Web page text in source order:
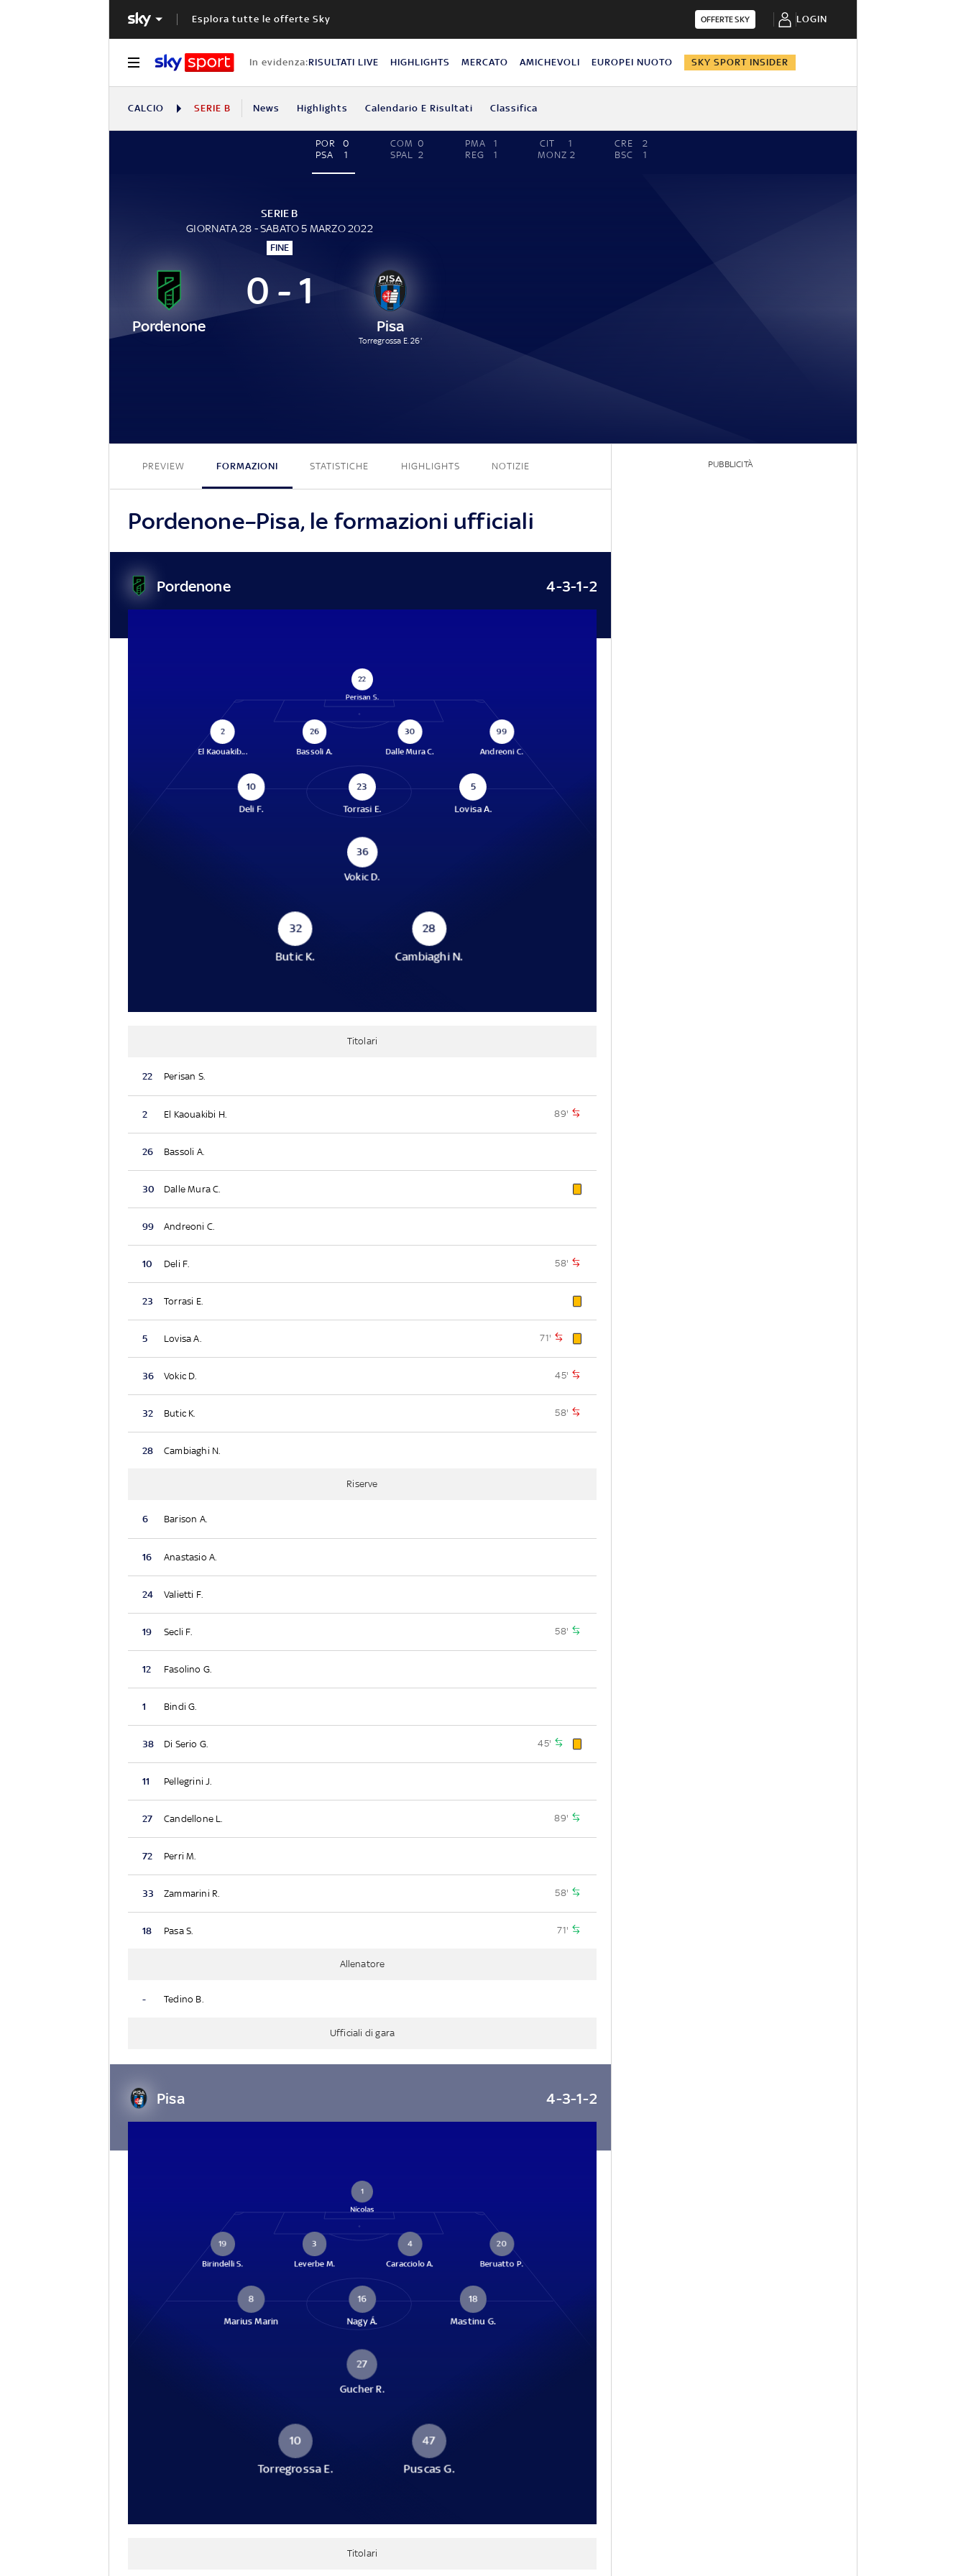
Esplora tutte le offerte Sky OFFERTE SKY LOGIN
In evidenza:RISULTATI LIVE HIGHLIGHTS MERCATO AMICHEVOLI EUROPEI NUOTO SKY SPORT INSIDER
CALCIO SERIE B News Highlights Calendario E Risultati Classifica
POR
0
PSA
1
COM 0
SPAL
2
PMA
1
REG
1
CIT
1
MONZ 2
CRE
2
BSC
1
SERIE B
GIORNATA 28 - SABATO 5 MARZO 2022
FINE
Pordenone
0 - 1
Pisa
Torregrossa E. 26'
PREVIEW FORMAZIONI STATISTICHE HIGHLIGHTS NOTIZIE
Pordenone–Pisa, le formazioni ufficiali
Pordenone 4-3-1-2
22
Perisan S.
2
El Kaouakib...
26
Bassoli A.
30
Dalle Mura C.
99
Andreoni C.
10
Deli F.
23
Torrasi E.
5
Lovisa A.
36
Vokic D.
32
Butic K.
28
Cambiaghi N.
Titolari
22 Perisan S.
2 El Kaouakibi H. 89'
26 Bassoli A.
30 Dalle Mura C.
99 Andreoni C.
10 Deli F. 58'
23 Torrasi E.
5 Lovisa A. 71'
36 Vokic D. 45'
32 Butic K. 58'
28 Cambiaghi N.
Riserve
6 Barison A.
16 Anastasio A.
24 Valietti F.
19 Secli F. 58'
12 Fasolino G.
1 Bindi G.
38 Di Serio G. 45'
11 Pellegrini J.
27 Candellone L. 89'
72 Perri M.
33 Zammarini R. 58'
18 Pasa S. 71'
Allenatore
- Tedino B.
Ufficiali di gara
Pisa 4-3-1-2
1
Nícolas
19
Birindelli S.
3
Leverbe M.
4
Caracciolo A.
20
Beruatto P.
8
Marius Marin
16
Nagy Á.
18
Mastinu G.
27
Gucher R.
10
Torregrossa E.
47
Puscas G.
Titolari
PUBBLICITÀ